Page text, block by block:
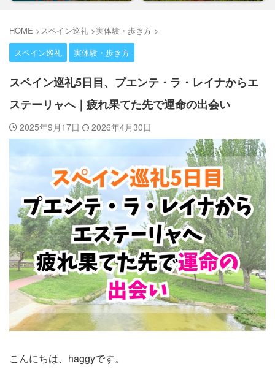
HOME >スペイン巡礼 >実体験・歩き方 >
スペイン巡礼
実体験・歩き方
スペイン巡礼5日目、プエンテ・ラ・レイナからエ
ステーリャへ｜疲れ果てた先で運命の出会い
2025年9月17日 2026年4月30日
こんにちは、haggyです。